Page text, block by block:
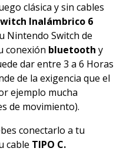
clásica y sin cables
Inalámbrico 6
Nintendo Switch de
conexión bluetooth y
dar entre 3 a 6 Horas
de la exigencia que el
ejemplo mucha
de movimiento).
conectarlo a tu
cable TIPO C.